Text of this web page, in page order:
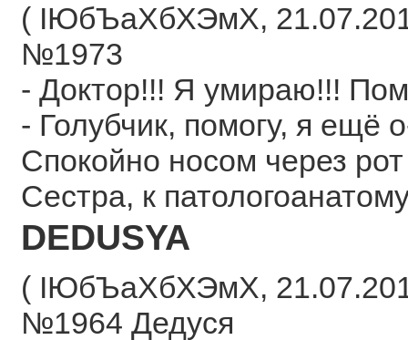
( ІЮбЪаХбХЭмХ,
№1973
- Доктор!!! Я умираю!!!
- Голубчик, помогу, я ещё
Спокойно носом через
Сестра, к
DEDUSYA
( ІЮбЪаХбХЭмХ,
№1964 Дедуся